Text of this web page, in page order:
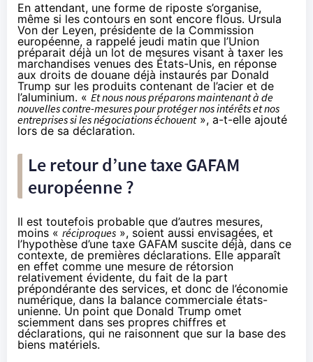
En attendant, une forme de riposte s’organise,
même si les contours en sont encore flous. Ursula
Von der Leyen, présidente de la Commission
européenne, a rappelé jeudi matin que l’Union
préparait déjà un lot de mesures visant à taxer les
marchandises venues des États-Unis, en réponse
aux droits de douane déjà instaurés par Donald
Trump sur les produits contenant de l’acier et de
l’aluminium. « Et nous nous préparons maintenant à de
nouvelles contre-mesures pour protéger nos intérêts et nos
entreprises si les négociations échouent», a-t-elle ajouté
lors de sa déclaration.
Le retour d’une taxe GAFAM
européenne ?
Il est toutefois probable que d’autres mesures,
moins « réciproques », soient aussi envisagées, et
l’hypothèse d’une taxe GAFAM suscite déjà, dans ce
contexte, de premières déclarations. Elle apparaît
en effet comme une mesure de rétorsion
relativement évidente, du fait de la part
prépondérante des services, et donc de l’économie
numérique, dans la balance commerciale états-
unienne. Un point que Donald Trump omet
sciemment dans ses propres chiffres et
déclarations, qui ne raisonnent que sur la base des
biens matériels.